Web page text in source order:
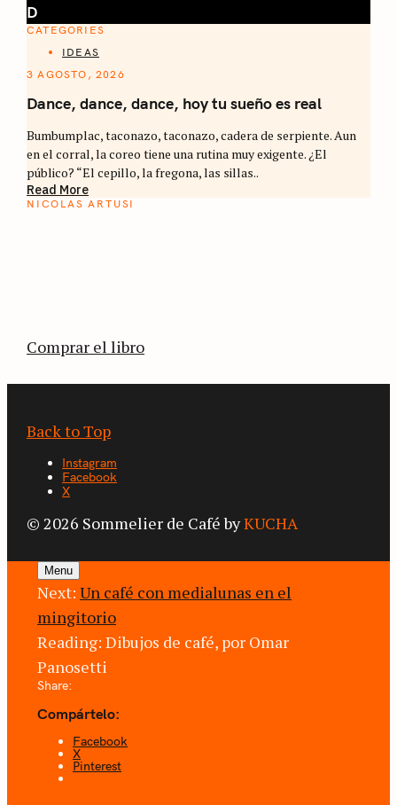
D
CATEGORIES
IDEAS
3 AGOSTO, 2026
Dance, dance, dance, hoy tu sueño es real
Bumbumplac, taconazo, taconazo, cadera de serpiente. Aun
en el corral, la coreo tiene una rutina muy exigente. ¿El
público? “El cepillo, la fregona, las sillas..
Read More
NICOLAS ARTUSI
Comprar el libro
Back to Top
Instagram
Facebook
X
© 2026 Sommelier de Café byKUCHA
Menu
Next: Un café con medialunas en el
mingitorio
Reading: Dibujos de café, por Omar
Panosetti
Share:
Compártelo:
Facebook
X
Pinterest